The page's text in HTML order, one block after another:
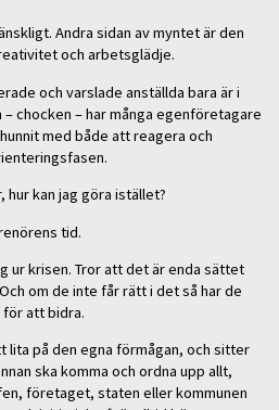
Andra sidan av myntet är den
och arbetsglädje.
och varslade anställda bara är i
chocken – har många egenföretagare
med både att reagera och
hur kan jag göra istället?
tid.
ur krisen. Tror att det är enda sättet
om de inte får rätt i det så har de
att bidra.
lita på den egna förmågan, och sitter
ska komma och ordna upp allt,
företaget, staten eller kommunen